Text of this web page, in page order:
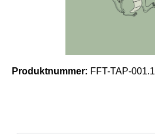
Produktnummer: FFT-TAP-001.1